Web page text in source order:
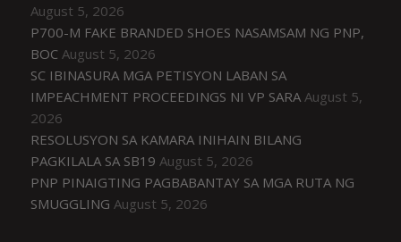
August 5, 2026
P700-M FAKE BRANDED SHOES NASAMSAM NG PNP,
BOC August 5, 2026
SC IBINASURA MGA PETISYON LABAN SA
IMPEACHMENT PROCEEDINGS NI VP SARA August 5,
2026
RESOLUSYON SA KAMARA INIHAIN BILANG
PAGKILALA SA SB19 August 5, 2026
PNP PINAIGTING PAGBABANTAY SA MGA RUTA NG
SMUGGLING August 5, 2026